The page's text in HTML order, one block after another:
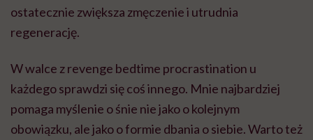
ostatecznie zwiększa zmęczenie i utrudnia
regenerację.
W walce z revenge bedtime procrastination u
każdego sprawdzi się coś innego. Mnie najbardziej
pomaga myślenie o śnie nie jako o kolejnym
obowiązku, ale jako o formie dbania o siebie. Warto też